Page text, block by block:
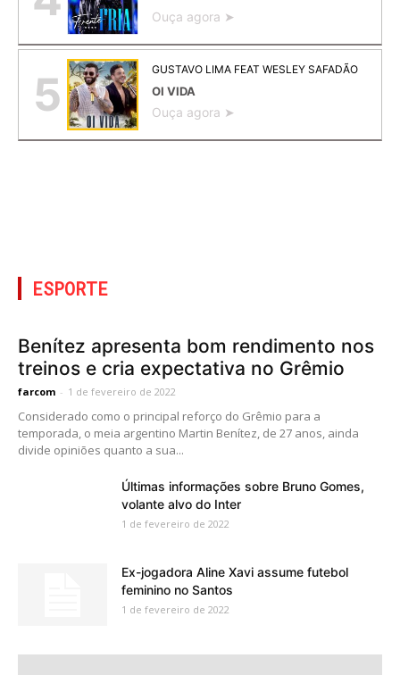
Ouça agora ➤
5 GUSTAVO LIMA FEAT WESLEY SAFADÃO
OI VIDA
Ouça agora ➤
ESPORTE
Benítez apresenta bom rendimento nos
treinos e cria expectativa no Grêmio
farcom - 1 de fevereiro de 2022
Considerado como o principal reforço do Grêmio para a
temporada, o meia argentino Martin Benítez, de 27 anos, ainda
divide opiniões quanto a sua...
Últimas informações sobre Bruno Gomes,
volante alvo do Inter
1 de fevereiro de 2022
Ex-jogadora Aline Xavi assume futebol
feminino no Santos
1 de fevereiro de 2022